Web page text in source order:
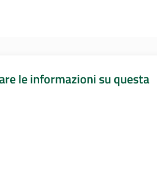
le informazioni su questa